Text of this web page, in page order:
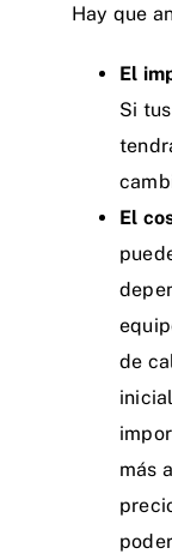
Hay que
El
Si
El
de
más